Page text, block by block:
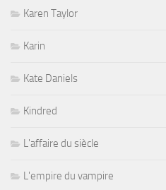
Karen Taylor
Karin
Kate Daniels
Kindred
L'affaire du siècle
L'empire du vampire